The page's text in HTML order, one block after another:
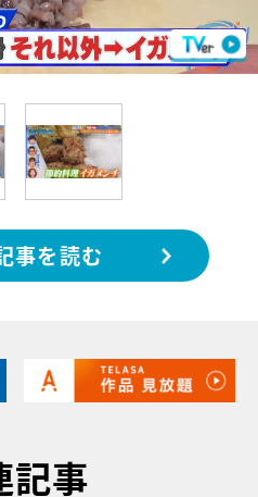
事を読む
記事